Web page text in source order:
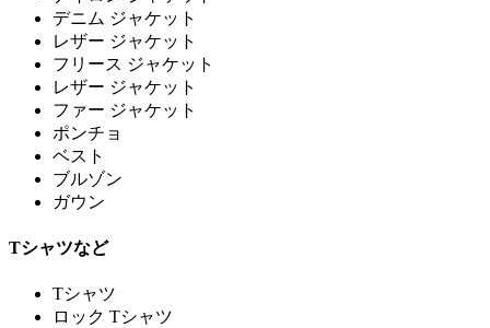
デニム ジャケット
レザー ジャケット
フリース ジャケット
レザー ジャケット
ファー ジャケット
ポンチョ
ベスト
ブルゾン
ガウン
Tシャツなど
Tシャツ
ロック Tシャツ